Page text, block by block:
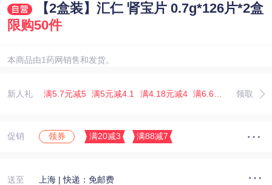
【2盒装】汇仁 肾宝片 0.7g*126片*2盒
限购50件
本商品由1药网销售和发货。
新人礼 领取
满5.7元减5 满5元减4.1 满4.18元减4 满6.67元减5.07 满
促销 领券 满20减3 满88减7
送至 上海 | 快递：免邮费